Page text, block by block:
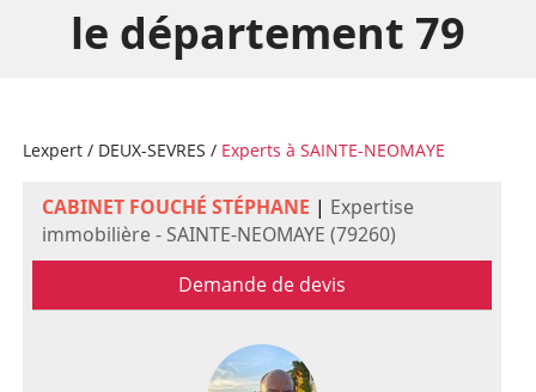
le département 79
Lexpert/ DEUX-SEVRES / Experts à SAINTE-NEOMAYE
CABINET FOUCHÉ STÉPHANE | Expertise
immobilière - SAINTE-NEOMAYE (79260)
Demande de devis